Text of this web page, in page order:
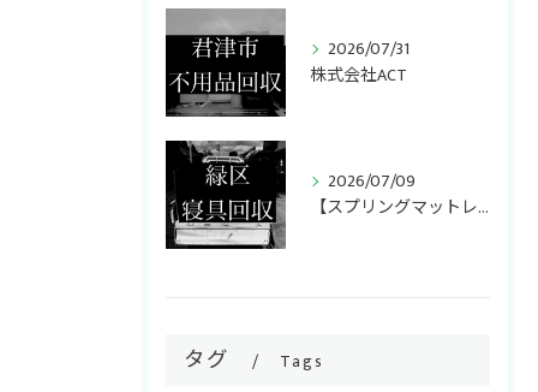
2026/07/31
株式会社ACT
2026/07/09
【スプリングマットレス・折りたたみマットレス回収】
タグ Tags
ご相談・お問い合わせはこちら